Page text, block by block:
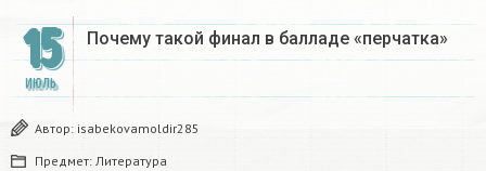
15
ИЮЛЬ
Почему такой финал в балладе «перчатка»​
Автор: isabekovamoldir285
Предмет: Литература